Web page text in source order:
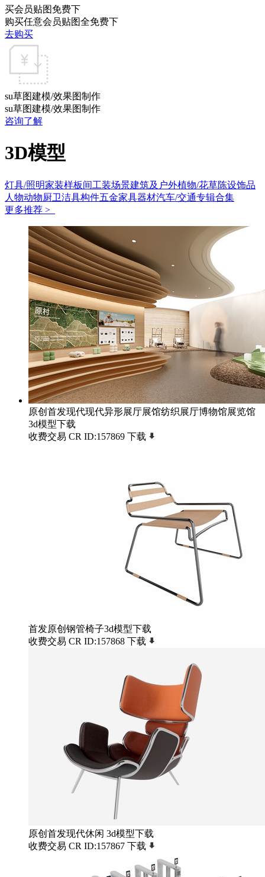
买会员贴图免费下
购买任意会员贴图全免费下
去购买
su草图建模/效果图制作
su草图建模/效果图制作
咨询了解
3D模型
灯具/照明家装样板间工装场景建筑及户外植物/花草陈设饰品
人物动物厨卫洁具构件五金家具器材汽车/交通专辑合集
更多推荐 >
原创首发现代现代异形展厅展馆纺织展厅博物馆展览馆
3d模型下载
收费交易 CR ID:157869 下载
首发原创钢管椅子3d模型下载
收费交易 CR ID:157868 下载
原创首发现代休闲 3d模型下载
收费交易 CR ID:157867 下载